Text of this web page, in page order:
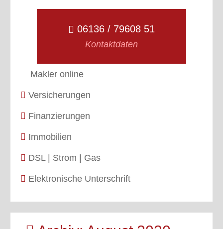
06136 / 79608 51
Kontaktdaten
Makler online
Versicherungen
Finanzierungen
Immobilien
DSL | Strom | Gas
Elektronische Unterschrift